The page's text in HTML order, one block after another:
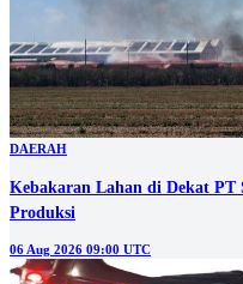
DAERAH
Kebakaran Lahan di Dekat PT
Produksi
06 Aug 2026 09:00 UTC